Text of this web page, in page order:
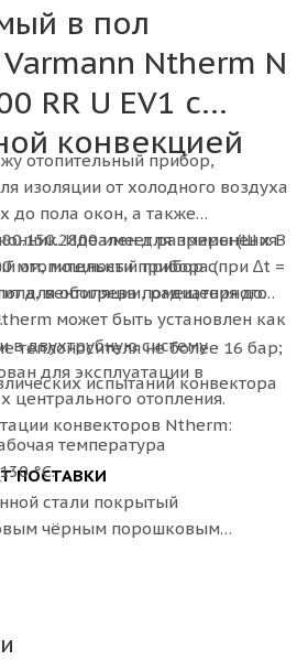
в пол
Ntherm N
RR U EV1 с
конвекцией
отопительный прибор,
изоляции от холодного воздуха
до пола окон, а также
Идеален для применения
отопительный прибор с
вентиляции, радиаторного
имеет размеры (Ш x В
мм, мощности прибора (при ∆t =
для обогрева помещения до
может быть установлен как
в двухтрубную систему
для эксплуатации в
центрального отопления.
конвекторов Ntherm:
теплоносителя не более 16 бар;
испытаний конвектора
температура
°С.
ПОСТАВКИ
стали покрытый
чёрным порошковым
по периметру корпуса из
с черной полосой из